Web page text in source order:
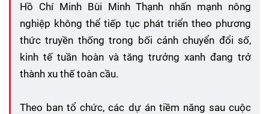
Hồ Chí Minh Bùi Minh Thạnh nhấn mạnh nông
nghiệp không thể tiếp tục phát triển theo phương
thức truyền thống trong bối cảnh chuyển đổi số,
kinh tế tuần hoàn và tăng trưởng xanh đang trở
thành xu thế toàn cầu.
Theo ban tổ chức, các dự án tiềm năng sau cuộc